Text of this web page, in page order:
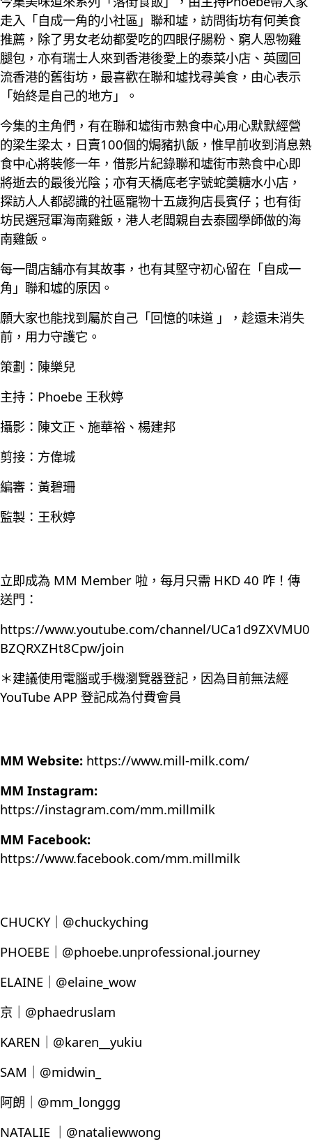
走入「自成一角的小社區」聯和墟，訪問街坊有何美食
推薦，除了男女老幼都愛吃的四眼仔腸粉、窮人恩物雞
腿包，亦有瑞士人來到香港後愛上的泰菜小店、英國回
流香港的舊街坊，最喜歡在聯和墟找尋美食，由心表示
「始終是自己的地方」。
今集的主角們，有在聯和墟街市熟食中心用心默默經營
的梁生梁太，日賣100個的焗豬扒飯，惟早前收到消息熟
食中心將裝修一年，借影片紀錄聯和墟街市熟食中心即
將逝去的最後光陰；亦有天橋底老字號蛇羹糖水小店，
探訪人人都認識的社區寵物十五歲狗店長賓仔；也有街
坊民選冠軍海南雞飯，港人老闆親自去泰國學師做的海
南雞飯。
每一間店舖亦有其故事，也有其堅守初心留在「自成一
角」聯和墟的原因。
願大家也能找到屬於自己「回憶的味道 」，趁還未消失
前，用力守護它。
策劃：陳樂兒
主持：Phoebe 王秋婷
攝影：陳文正、施華裕、楊建邦
剪接：方偉城
編審：黃碧珊
監製：王秋婷
立即成為 MM Member 啦，每月只需 HKD 40 咋！傳
送門：
https://www.youtube.com/channel/UCa1d9ZXVMU0
BZQRXZHt8Cpw/join
＊建議使用電腦或手機瀏覽器登記，因為目前無法經
YouTube APP 登記成為付費會員
MM Website: https://www.mill-milk.com/
MM Instagram:
https://instagram.com/mm.millmilk
MM Facebook:
https://www.facebook.com/mm.millmilk
CHUCKY｜@chuckyching
PHOEBE｜@phoebe.unprofessional.journey
ELAINE｜@elaine_wow
京｜@phaedruslam
KAREN｜@karen__yukiu
SAM｜@midwin_
阿朗｜@mm_longgg
NATALIE ｜@nataliewwong